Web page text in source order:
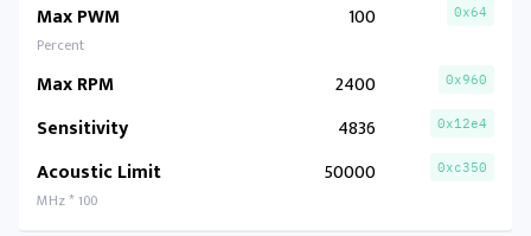
Max PWM
Percent
100 0x64
Max RPM 2400 0x960
Sensitivity 4836 0x12e4
Acoustic Limit
MHz * 100
50000 0xc350